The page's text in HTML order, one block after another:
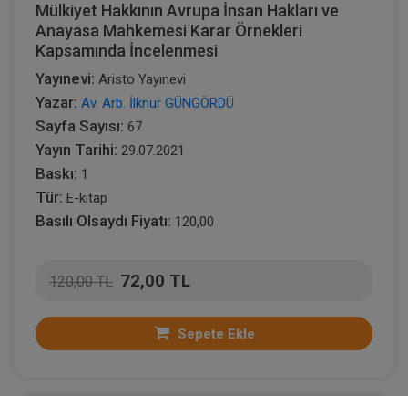
Mülkiyet Hakkının Avrupa İnsan Hakları ve
Anayasa Mahkemesi Karar Örnekleri
Kapsamında İncelenmesi
Yayınevi: Aristo Yayınevi
Yazar: Av. Arb. İlknur GÜNGÖRDÜ
Sayfa Sayısı: 67
Yayın Tarihi: 29.07.2021
Baskı: 1
Tür: E-kitap
Basılı Olsaydı Fiyatı: 120,00
120,00 TL 72,00 TL
Sepete Ekle